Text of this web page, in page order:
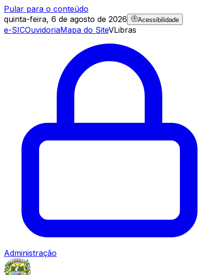
Pular para o conteúdo
quinta-feira, 6 de agosto de 2026
Acessibilidade
e-SICOuvidoriaMapa do SiteVLibras
Administração